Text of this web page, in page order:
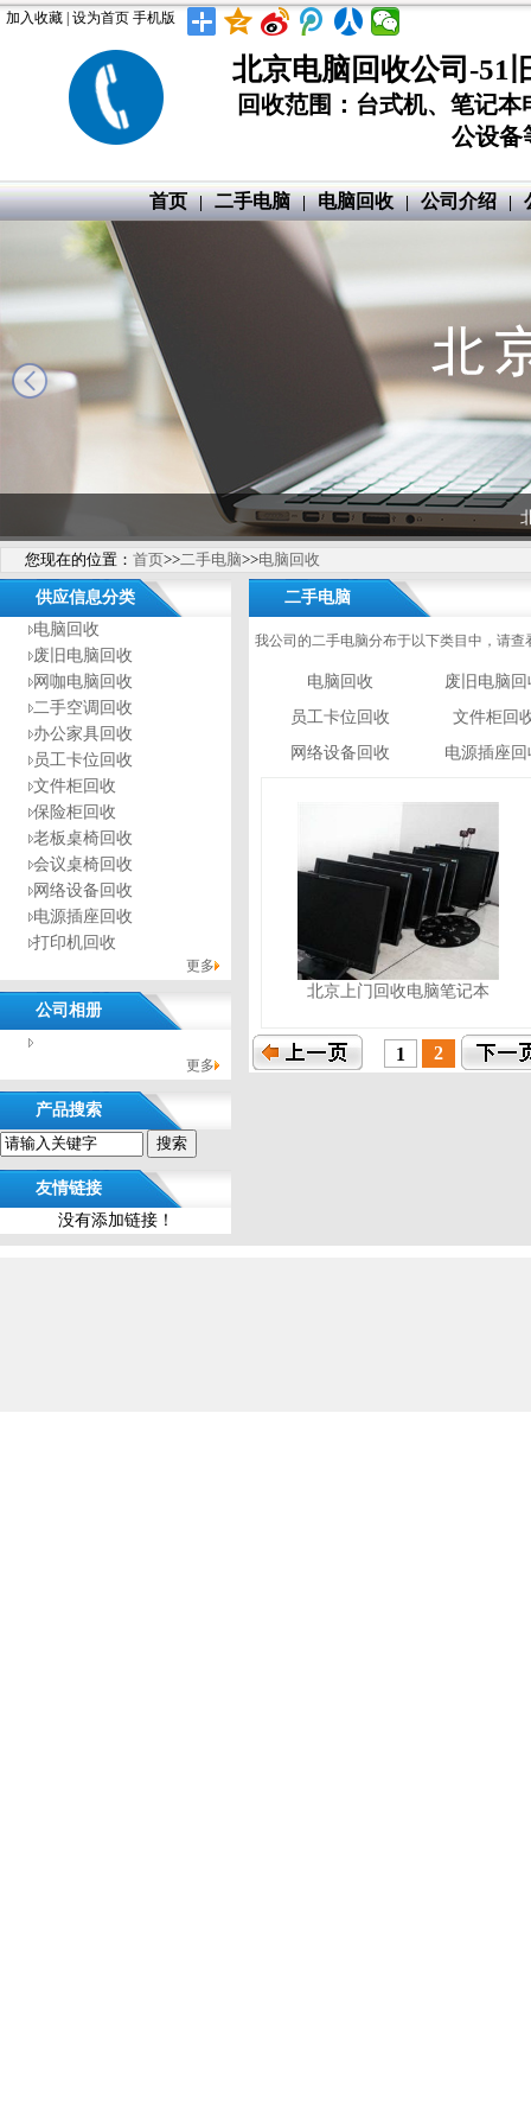
加入收藏 设为首页 手机版
北京电脑回收公司-51
回收范围：台式机、笔记
公设备
首页 | 二手电脑 | 电脑回收 | 公司介绍 |
您现在的位置： 首页>>二手电脑>>电脑回收
供应信息分类
电脑回收
废旧电脑回收
网咖电脑回收
二手空调回收
办公家具回收
员工卡位回收
文件柜回收
保险柜回收
老板桌椅回收
会议桌椅回收
网络设备回收
电源插座回收
打印机回收
更多
公司相册
没有相册分类！
更多
产品搜索
友情链接
没有添加链接！
二手电脑
我公司的二手电脑分布于以下类目中，请查
电脑回收
废旧电脑回
员工卡位回收
文件柜回
网络设备回收
电源插座回
北京上门回收电脑笔记本
1 2